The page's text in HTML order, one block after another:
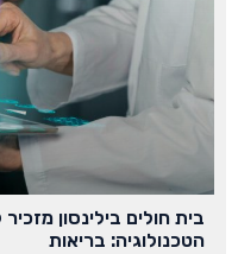
בית חולים בילינסון
הטכנולוגיה: בריאות